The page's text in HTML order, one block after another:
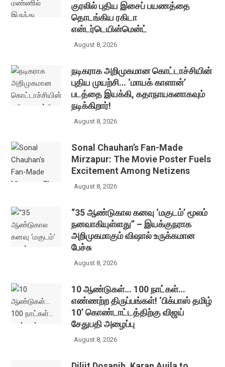
குரலில் புதிய இசைப் பயணத்தை
தொடங்கிய ரகிடா
என்டர்டெயின்மென்ட்
August 8, 2026
நடிகராக அறிமுகமான கொட்டாச்சியின்
புதிய முயற்சி… ‘மாயக் காளான்’
படத்தை இயக்கி, கதாநாயகனாகவும்
நடிக்கிறார்!
August 8, 2026
Sonal Chauhan’s Fan-Made
Mirzapur: The Movie Poster Fuels
Excitement Among Netizens
August 8, 2026
“35 ஆண்டுகால கனவு ‘மகுடம்’ மூலம்
நனவாகியுள்ளது” – இயக்குநராக
அறிமுகமாகும் விஷால் உருக்கமான
பேச்சு
August 8, 2026
10 ஆண்டுகள்… 100 நாட்கள்…
எண்ணற்ற திருப்பங்கள்! ‘பிக்பாஸ் தமிழ்
10’ கொண்டாட்டத்திற்கு விஜய்
சேதுபதி அழைப்பு
August 8, 2026